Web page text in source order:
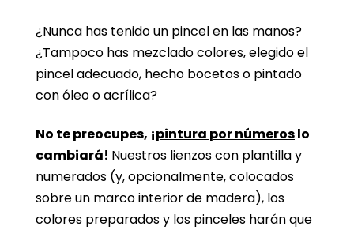
¿Nunca has tenido un pincel en las manos?
¿Tampoco has mezclado colores, elegido el
pincel adecuado, hecho bocetos o pintado
con óleo o acrílica?
No te preocupes, ¡pintura por númeroslo
cambiará! Nuestros lienzos con plantilla y
numerados (y, opcionalmente, colocados
sobre un marco interior de madera), los
colores preparados y los pinceles harán que